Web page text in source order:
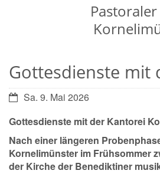
Gottesdienste mit
Datum:Sa. 9. Mai 2026
Gottesdienste mit der Kantorei
Nach einer längeren
Kornelimünster im Frühsommer
der Kirche der Benediktiner